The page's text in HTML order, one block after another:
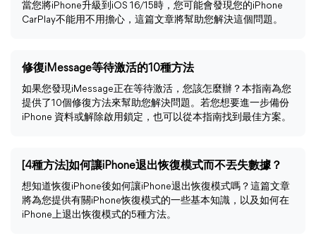
當您將iPhone升級到iOS 16/15時，您可能會發現您的iPhone
CarPlay不能用不用擔心，這篇文章將幫助您解決這個問題。
修復iMessage等待激活的10種方法
如果您發現iMessage正在等待激活，您該怎麼辦？本指南為您
提供了10個修復方法來幫助您解決問題。若您想要進一步備份
iPhone 資料或解除啟用鎖定，也可以從本指南找到最佳方案。
[4種方法]如何讓iPhone退出恢復模式而不丟失數據？
想知道恢復iPhone後如何讓iPhone退出恢復模式嗎？這篇文章
將為您提供有關iPhone恢復模式的一些基本知識，以及如何在
iPhone上退出恢復模式的5種方法。